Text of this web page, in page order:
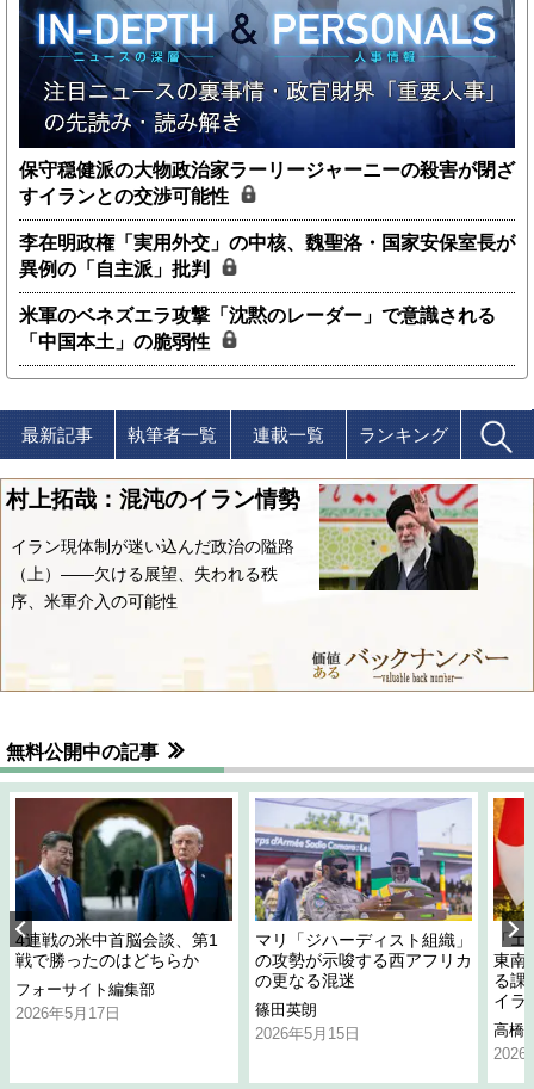
保守穏健派の大物政治家ラーリージャーニーの殺害が閉ざ
すイランとの交渉可能性
李在明政権「実用外交」の中核、魏聖洛・国家安保室長が
異例の「自主派」批判
米軍のベネズエラ攻撃「沈黙のレーダー」で意識される
「中国本土」の脆弱性
最新記事 執筆者一覧 連載一覧 ランキング
村上拓哉：混沌のイラン情勢
イラン現体制が迷い込んだ政治の隘路
（上）――欠ける展望、失われる秩
序、米軍介入の可能性
無料公開中の記事
4連戦の米中首脳会談、第1
戦で勝ったのはどちらか
フォーサイト編集部
2026年5月17日
マリ「ジハーディスト組織」
の攻勢が示唆する西アフリカ
の更なる混迷
篠田英朗
2026年5月15日
「
東南
る課
イラ
高橋
2026